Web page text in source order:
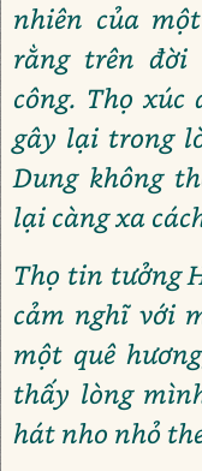
nhiên của
rằng trên đời
công. Thọ
gây lại trong
Dung không
lại càng xa
Thọ tin tưởng
cảm nghĩ với
một quê
thấy lòng
hát nho nhỏ